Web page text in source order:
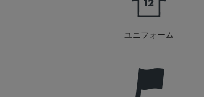
ユニフォーム